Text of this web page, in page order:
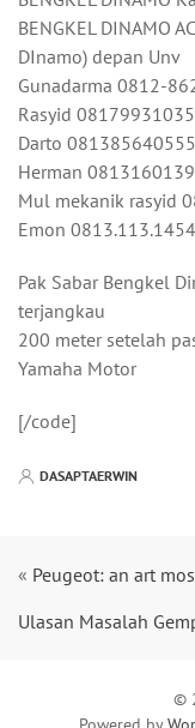
BENGKEL DINAMO
DInamo) depan Unv
Gunadarma 0812-
Rasyid
Darto 081385640555
Herman
Mul mekanik rasyid
Emon
Pak Sabar Bengkel
terjangkau
200 meter setelah
Yamaha Motor
[/code]
DASAPTAERWIN
« Peugeot: an art
Ulasan Masalah
©